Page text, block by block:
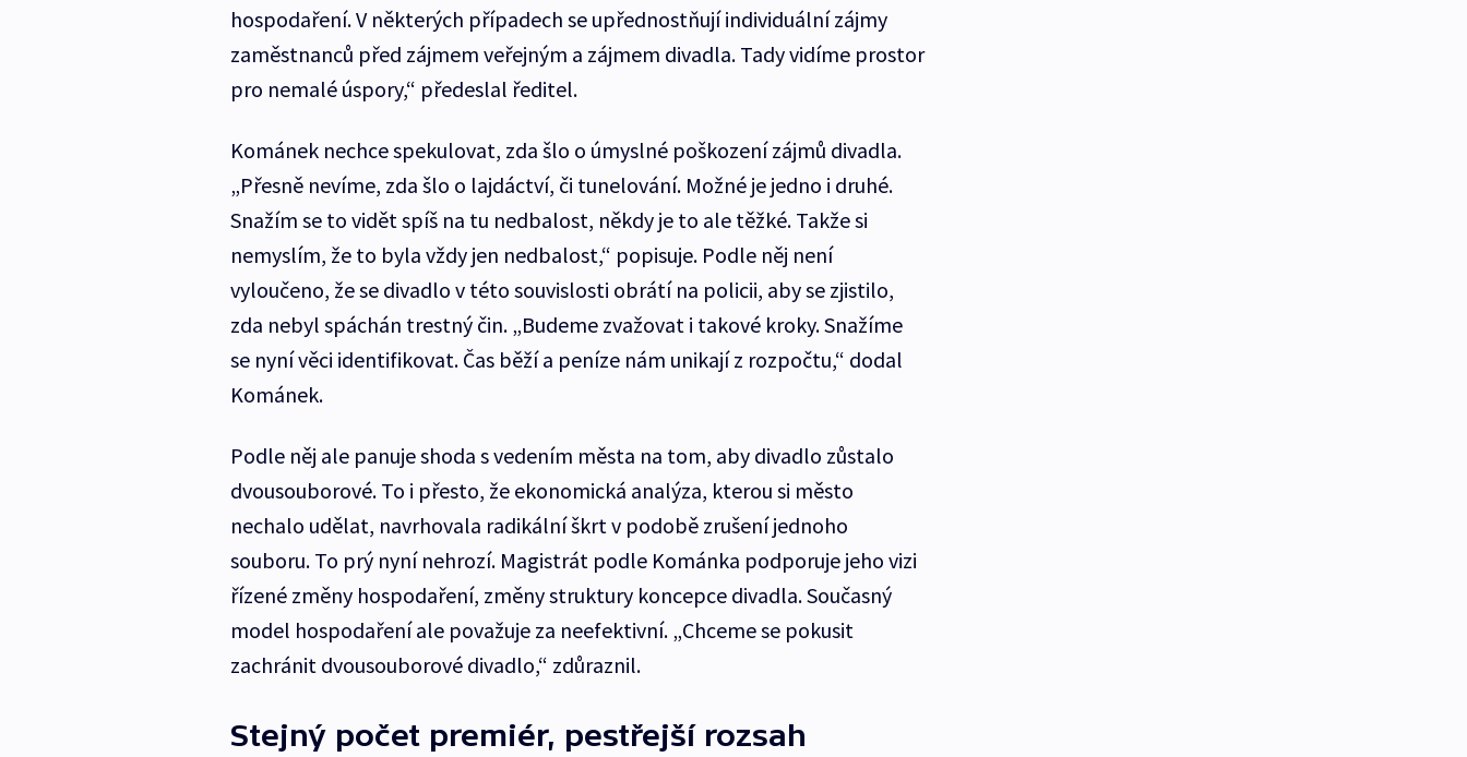
hospodaření. V některých případech se upřednostňují individuální zájmy
zaměstnanců před zájmem veřejným a zájmem divadla. Tady vidíme prostor
pro nemalé úspory,“ předeslal ředitel.
Kománek nechce spekulovat, zda šlo o úmyslné poškození zájmů divadla.
„Přesně nevíme, zda šlo o lajdáctví, či tunelování. Možné je jedno i druhé.
Snažím se to vidět spíš na tu nedbalost, někdy je to ale těžké. Takže si
nemyslím, že to byla vždy jen nedbalost,“ popisuje. Podle něj není
vyloučeno, že se divadlo v této souvislosti obrátí na policii, aby se zjistilo,
zda nebyl spáchán trestný čin. „Budeme zvažovat i takové kroky. Snažíme
se nyní věci identifikovat. Čas běží a peníze nám unikají z rozpočtu,“ dodal
Kománek.
Podle něj ale panuje shoda s vedením města na tom, aby divadlo zůstalo
dvousouborové. To i přesto, že ekonomická analýza, kterou si město
nechalo udělat, navrhovala radikální škrt v podobě zrušení jednoho
souboru. To prý nyní nehrozí. Magistrát podle Kománka podporuje jeho vizi
řízené změny hospodaření, změny struktury koncepce divadla. Současný
model hospodaření ale považuje za neefektivní. „Chceme se pokusit
zachránit dvousouborové divadlo,“ zdůraznil.
Stejný počet premiér, pestřejší rozsah